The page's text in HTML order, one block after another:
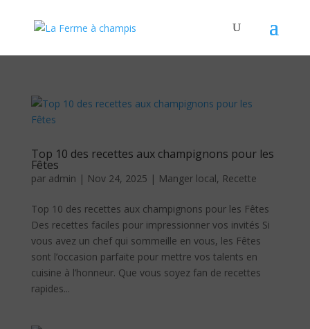
Top 10 des recettes aux champignons pour les
Fêtes
par admin | Nov 24, 2025 | Manger local, Recette
Top 10 des recettes aux champignons pour les Fêtes
Des recettes faciles pour impressionner vos invités Si
vous avez un chef qui sommeille en vous, les Fêtes
sont l’occasion parfaite pour mettre vos talents en
cuisine à l’honneur. Que vous soyez fan de recettes
rapides...